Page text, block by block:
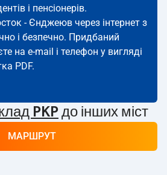
і пенсіонерів.
- Єнджеюв через інтернет з
і безпечно. Придбаний
на e-mail і телефон у вигляді
PDF.
PKP до інших міст
МАРШРУТ